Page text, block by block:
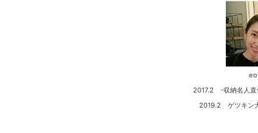
2017.2 -収納名人直
2019.2 ゲツキン